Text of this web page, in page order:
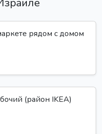
рядом с домом
(район IKEA)